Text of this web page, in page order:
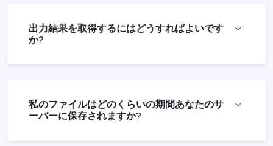
出力結果を取得するにはどうすればよいです
か?
私のファイルはどのくらいの期間あなたのサ
ーバーに保存されますか?